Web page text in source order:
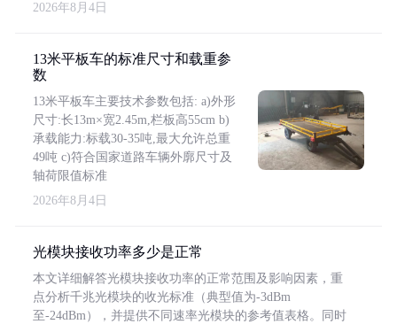
2026年8月4日
13米平板车的标准尺寸和载重参
数
13米平板车主要技术参数包括: a)外形
尺寸:长13m×宽2.45m,栏板高55cm b)
承载能力:标载30-35吨,最大允许总重
49吨 c)符合国家道路车辆外廓尺寸及
轴荷限值标准
2026年8月4日
光模块接收功率多少是正常
本文详细解答光模块接收功率的正常范围及影响因素，重
点分析千兆光模块的收光标准（典型值为-3dBm
至-24dBm），并提供不同速率光模块的参考值表格。同时